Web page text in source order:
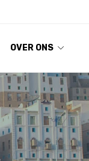
OVER ONS